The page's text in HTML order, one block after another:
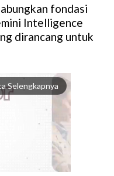
fondasi
Intelligence
dirancang untuk
Selengkapnya